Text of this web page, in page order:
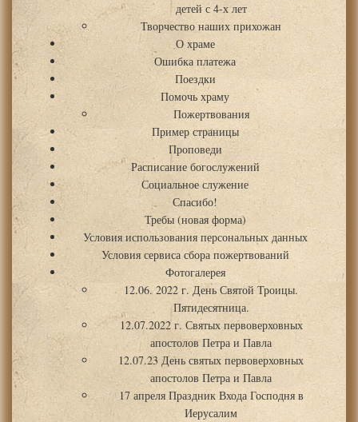
детей с 4-х лет
Творчество наших прихожан
О храме
Ошибка платежа
Поездки
Помочь храму
Пожертвования
Пример страницы
Проповеди
Расписание богослужений
Социальное служение
Спасибо!
Требы (новая форма)
Условия использования персональных данных
Условия сервиса сбора пожертвований
Фотогалерея
12.06. 2022 г. День Святой Троицы.
Пятидесятница.
12.07.2022 г. Святых первоверховных
апостолов Петра и Павла
12.07.23 День святых первоверховных
апостолов Петра и Павла
17 апреля Праздник Входа Господня в
Иерусалим